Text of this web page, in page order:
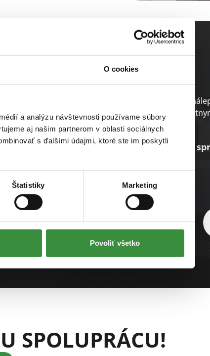
O cookies
a analýzu návštevnosti používame súbory
aj našim partnerom v oblasti sociálnych
s ďalšími údajmi, ktoré ste im poskytli
Štatistiky Marketing
Povoliť všetko
kotúčoch sa zaoberáme tlačou etikiet, výrobou
poskytovať služby, ktoré vyhovujú
od začiatku do konca dohliadame,
zásah zákazníka.
MOŽNOSŤ
SPOLUPRÁCU!